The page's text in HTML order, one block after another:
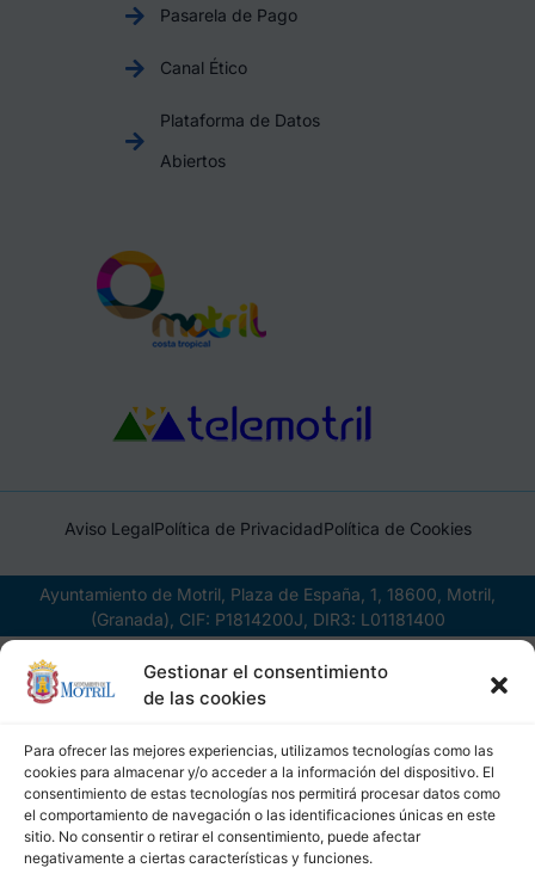
Gestionar el consentimiento
de las cookies
Para ofrecer las mejores experiencias, utilizamos tecnologías como las
cookies para almacenar y/o acceder a la información del dispositivo. El
consentimiento de estas tecnologías nos permitirá procesar datos como
el comportamiento de navegación o las identificaciones únicas en este
sitio. No consentir o retirar el consentimiento, puede afectar
negativamente a ciertas características y funciones.
Pasarela de Pago
Canal Ético
Plataforma de Datos
Abiertos
Aviso LegalPolítica de PrivacidadPolítica de Cookies
Ayuntamiento de Motril, Plaza de España, 1, 18600, Motril,
(Granada), CIF: P1814200J, DIR3: L01181400